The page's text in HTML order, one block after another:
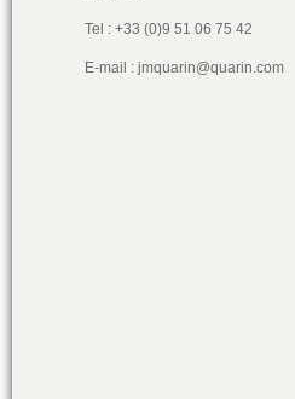
Tel : +33 (0)9 51 06 75 42
E-mail : jmquarin@quarin.com